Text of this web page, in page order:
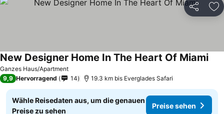
Teilen
Ganzes Haus/Apartment
New Designer Home In The Heart Of Miami
9,9 Hervorragend 14 19.3 km bis Everglades Safari
Wähle Reisedaten aus, um die genauen
Preise zu sehen
Preise sehen